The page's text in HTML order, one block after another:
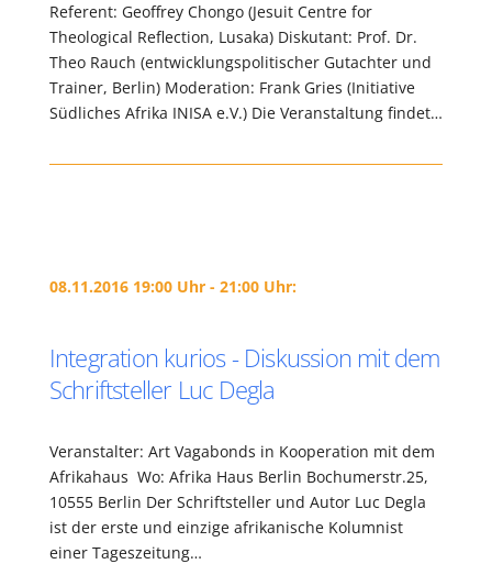
Referent: Geoffrey Chongo (Jesuit Centre for
Theological Reflection, Lusaka) Diskutant: Prof. Dr.
Theo Rauch (entwicklungspolitischer Gutachter und
Trainer, Berlin) Moderation: Frank Gries (Initiative
Südliches Afrika INISA e.V.) Die Veranstaltung findet…
08.11.2016 19:00 Uhr - 21:00 Uhr:
Integration kurios - Diskussion mit dem
Schriftsteller Luc Degla
Veranstalter: Art Vagabonds in Kooperation mit dem
Afrikahaus Wo: Afrika Haus Berlin Bochumerstr.25,
10555 Berlin Der Schriftsteller und Autor Luc Degla
ist der erste und einzige afrikanische Kolumnist
einer Tageszeitung…